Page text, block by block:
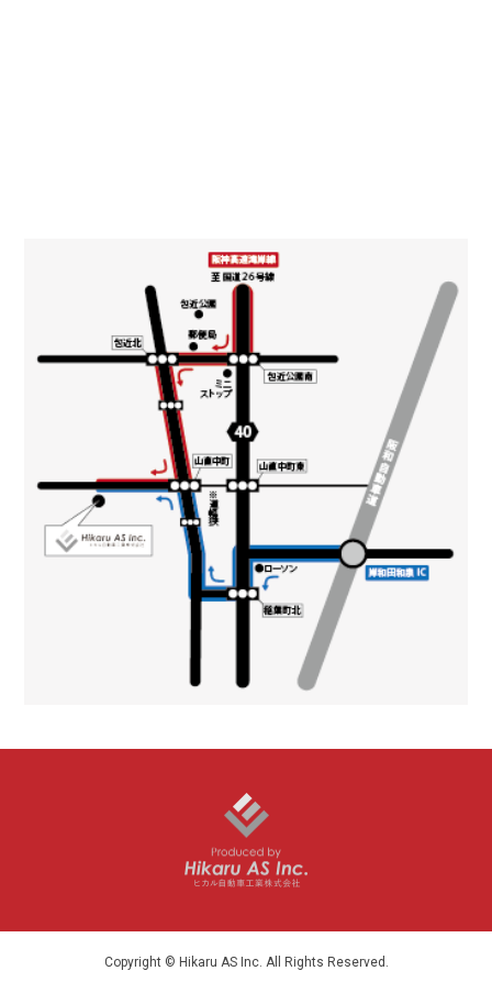
Copyright © Hikaru AS Inc. All Rights Reserved.